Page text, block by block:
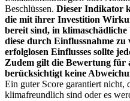
Beschlüssen. Dieser Indikator
die mit ihrer Investition
bereit sind, in
diese durch Einflussnahme zu
erfolglosen Einflusses sollte
Zudem gilt die Bewertung für
berücksichtigt keine
Ein guter Score garantiert nicht,
klimafreundlich sind oder es